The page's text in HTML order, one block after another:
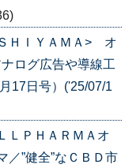
ＨＩＹＡＭＡ> オ
ログ広告や導線工
17日号）('25/07/1
ＬＰＨＡＲＭＡオ
”健全”なＣＢＤ市